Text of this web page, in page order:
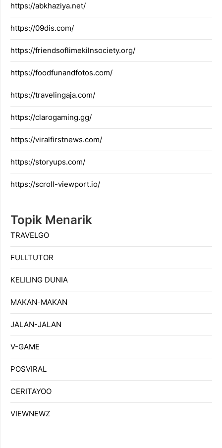
https://abkhaziya.net/
https://09dis.com/
https://friendsoflimekilnsociety.org/
https://foodfunandfotos.com/
https://travelingaja.com/
https://clarogaming.gg/
https://viralfirstnews.com/
https://storyups.com/
https://scroll-viewport.io/
Topik Menarik
TRAVELGO
FULLTUTOR
KELILING DUNIA
MAKAN-MAKAN
JALAN-JALAN
V-GAME
POSVIRAL
CERITAYOO
VIEWNEWZ